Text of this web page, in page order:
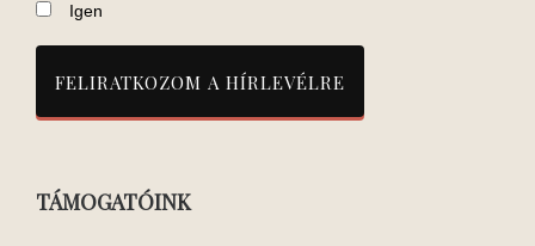
Igen
TÁMOGATÓINK